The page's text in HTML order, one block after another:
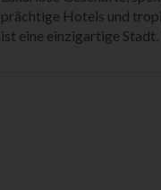
prächtige Hotels und
ist eine einzigartige Stadt,